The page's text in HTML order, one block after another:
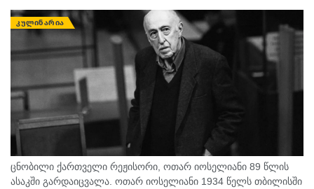
ᲙᲣᲚᲘᲜᲐᲠᲘᲐ
ცნობილი ქართველი რეჟისორი, ოთარ იოსელიანი 89 წლის
ასაკში გარდაიცვალა. ოთარ იოსელიანი 1934 წელს თბილისში